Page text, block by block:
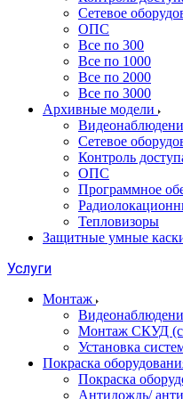
Сетевое
ОПС
Все по 300
Все по 1000
Все по 2000
Все по 3000
Архивные модели
Сетевое
Контроль
ОПС
Программное
Тепловизоры
Защитные умные
Услуги
Монтаж
Монтаж СКУД
Установка
Покраска
Покраска
Антидождь/